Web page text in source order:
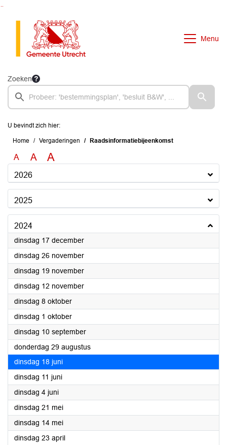
Menu
Zoeken
U bevindt zich hier:
Home Vergaderingen Raadsinformatiebijeenkomst
A A A
2026
2025
2024
dinsdag 17 december2024
dinsdag 26 november2024
dinsdag 19 november2024
dinsdag 12 november2024
dinsdag 8 oktober2024
dinsdag 1 oktober2024
dinsdag 10 september2024
donderdag 29 augustus2024
dinsdag 18 juni2024
dinsdag 11 juni2024
dinsdag 4 juni2024
dinsdag 21 mei2024
dinsdag 14 mei2024
dinsdag 23 april2024